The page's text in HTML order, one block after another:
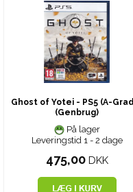
Ghost of Yotei - PS5 (A-
(Genbrug)
På lager
Leveringstid 1 - 2 dage
475,00 DKK